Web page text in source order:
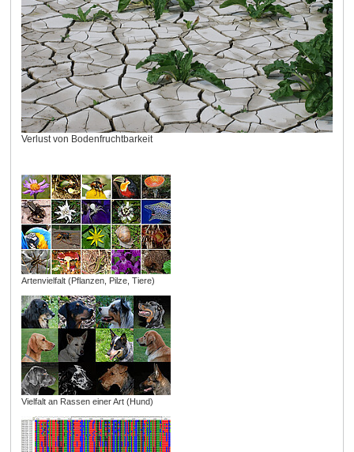
Verlust von Bodenfruchtbarkeit
Artenvielfalt (Pflanzen, Pilze, Tiere)
Vielfalt an Rassen einer Art (Hund)